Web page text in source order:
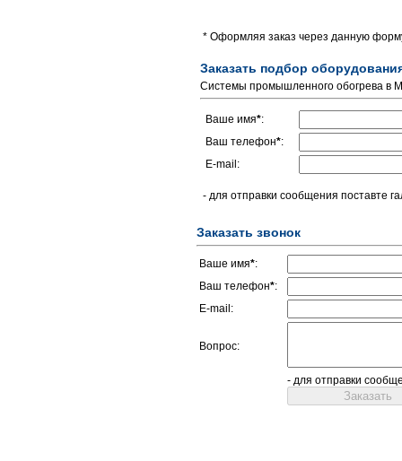
* Оформляя заказ через данную
Заказать подбор
Системы промышленного обогрева в
Ваше имя*:
Ваш телефон*:
E-mail:
- для отправки сообщения поставте
Заказать звонок
Ваше имя*:
Ваш телефон*:
E-mail:
Вопрос:
- для отправки